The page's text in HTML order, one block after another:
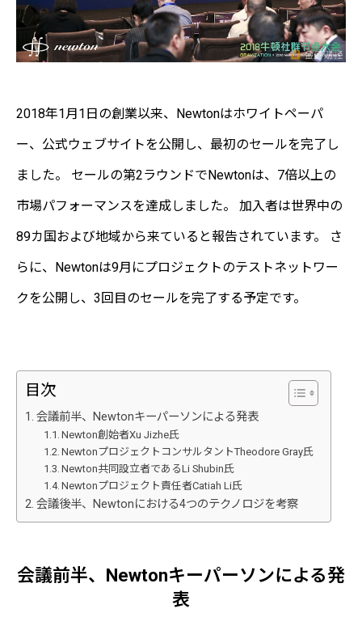
2018年1月1日の創業以来、Newtonはホワイトペーパ
ー、公式ウェブサイトを公開し、最初のセールを完了し
ました。 セールの第2ラウンドでNewtonは、7倍以上の
市場パフォーマンスを達成しました。 加入者は世界中の
89カ国および地域から来ていると報告されています。 さ
らに、Newtonは9月にプロジェクトのテストネットワー
クを公開し、3回目のセールを完了する予定です。
目次
会議前半、Newtonキーパーソンによる発表
Newton創始者Xu Jizhe氏
NewtonプロジェクトコンサルタントTheodore Gray氏
Newton共同設立者であるLi Shubin氏
Newtonプロジェクト責任者Catiah Li氏
会議後半、Newtonにおける4つのテクノロジを考察
会議前半、Newtonキーパーソンによる発
表